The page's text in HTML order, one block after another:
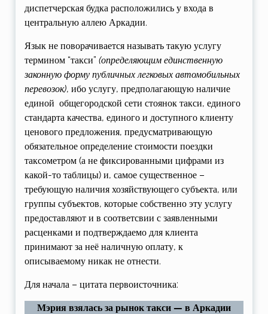
диспетчерская будка расположились у входа в
центральную аллею Аркадии.
Язык не поворачивается называть такую услугу
термином “такси”(определяющим единственную
законную форму публичных легковых автомобильных
перевозок), ибо услугу, предполагающую наличие
единой общегородской сети стоянок такси, единого
стандарта качества, единого и доступного клиенту
ценового предложения, предусматривающую
обязательное определение стоимости поездки
таксометром (а не фиксированными цифрами из
какой-то таблицы) и, самое существенное –
требующую наличия хозяйствующего субъекта, или
группы субъектов, которые собственно эту услугу
предоставляют и в соответсвии с заявленными
расценками и подтверждаемо для клиента
принимают за неё наличную оплату, к
описываемому никак не отнести.
Для начала – цитата первоисточника:
Мэрия взялась за рынок такси — в Аркадии